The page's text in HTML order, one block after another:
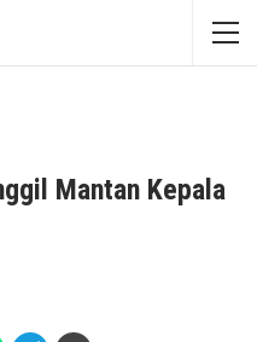
Mantan Kepala